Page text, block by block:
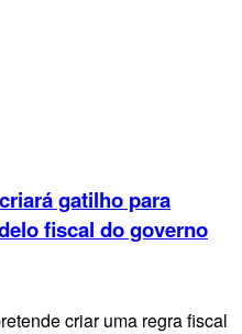
gatilho para
fiscal do governo
criar uma regra fiscal